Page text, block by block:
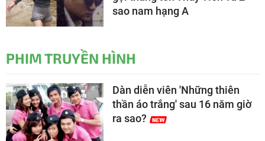
sao nam hạng A
PHIM TRUYỀN HÌNH
Dàn diễn viên 'Những thiên
thần áo trắng' sau 16 năm giờ
ra sao?